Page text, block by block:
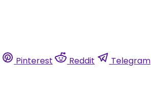
Pinterest Reddit Telegram